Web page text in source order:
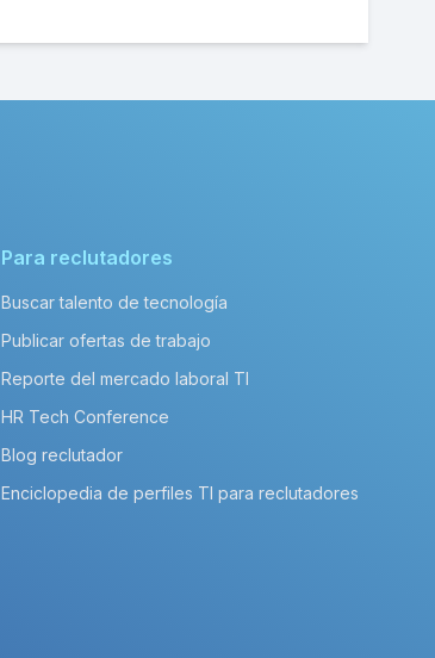
Para reclutadores
Buscar talento de tecnología
Publicar ofertas de trabajo
Reporte del mercado laboral TI
HR Tech Conference
Blog reclutador
Enciclopedia de perfiles TI para reclutadores